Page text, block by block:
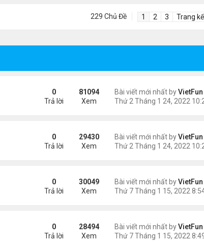
229 Chủ Đề 1 2 3 Trang
Bài viết mới nhất byVietFun
0
Trả lời
81094
Xem
Bài viết mới nhất byVietFun
0
Trả lời
29430
Xem
Bài viết mới nhất byVietFun
0
Trả lời
30049
Xem
Bài viết mới nhất byVietFun
0
Trả lời
28494
Xem